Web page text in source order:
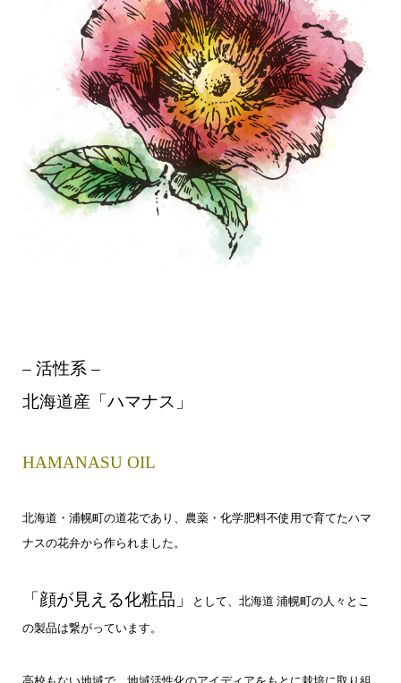
– 活性系 –
北海道産「ハマナス」
HAMANASU OIL
北海道・浦幌町の道花であり、農薬・化学肥料不使用で育てたハマ
ナスの花弁から作られました。
「顔が見える化粧品」
として、北海道 浦幌町の人々とこ
の製品は繋がっています。